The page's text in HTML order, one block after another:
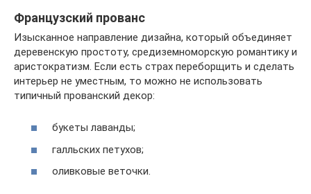
Французский прованс
Изысканное направление дизайна, который объединяет
деревенскую простоту, средиземноморскую романтику и
аристократизм. Если есть страх переборщить и сделать
интерьер не уместным, то можно не использовать
типичный прованский декор:
букеты лаванды;
галльских петухов;
оливковые веточки.